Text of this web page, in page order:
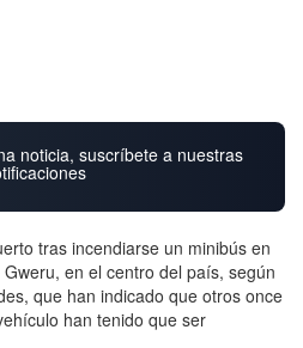
noticia, suscríbete a nuestras
tras incendiarse un minibús en
en el centro del país, según
que han indicado que otros once
han tenido que ser